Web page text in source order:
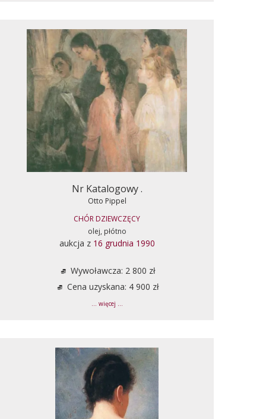
Nr Katalogowy .
Otto Pippel
CHÓR DZIEWCZĘCY
olej, płótno
aukcja z 16 grudnia 1990
Wywoławcza: 2 800 zł
Cena uzyskana: 4 900 zł
... więcej ...